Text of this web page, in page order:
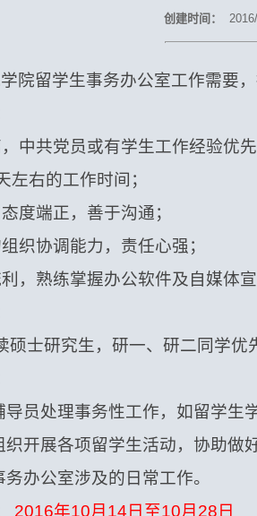
创建时间：
院留学生事务办公室工作需要
中共党员或有学生工作经验优
左右的工作时间；
度端正，善于沟通；
织协调能力，责任心强；
，熟练掌握办公软件及自媒体
硕士研究生，研一、研二同学优
导员处理事务性工作，如留学生
织开展各项留学生活动，协助做
办公室涉及的日常工作。
2016年10月 14 日至10月 28 日